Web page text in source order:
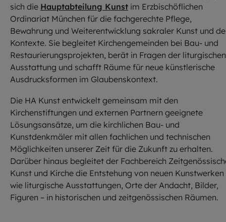
sich die Hauptabteilung Kunst im Erzbischöflichen
Ordinariat München für die fachgerechte Pflege,
Bewahrung und Weiterentwicklung sakraler Kunst und
Kontexte. Sie begleitet Kirchengemeinden bei Bau- und
Restaurierungsprojekten, berät in Fragen der liturgischen
Ausstattung und schafft Räume für neue künstlerische
Ausdrucksformen im Glaubenskontext.
Die HA Kunst entwickelt gemeinsam mit den
Kirchenstiftungen und externen Partnern geeignete
Lösungsansätze, um die kirchlichen Bau- und
Kunstdenkmäler mit allen fachlichen und technischen
Möglichkeiten unserer Zeit für die Zukunft zu erhalten.
Darüber hinaus begleitet der Fachbereich
Kunst und Kirche die Entstehung von neuen Kunstwerken
wie liturgische Ausstattungen, Orte der Andacht, Bilder,
Figuren – in historischen und zeitgenössischen Räumen.